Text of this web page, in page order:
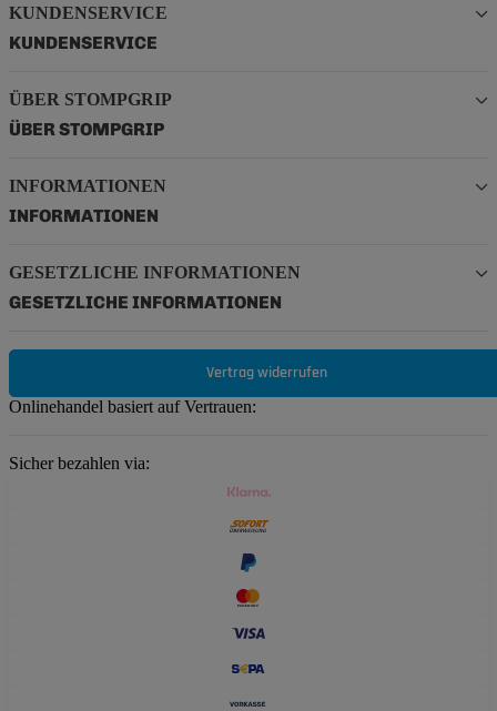
KUNDENSERVICE
KUNDENSERVICE
ÜBER STOMPGRIP
ÜBER STOMPGRIP
INFORMATIONEN
INFORMATIONEN
GESETZLICHE INFORMATIONEN
GESETZLICHE INFORMATIONEN
Vertrag widerrufen
Onlinehandel basiert auf Vertrauen:
Sicher bezahlen via: